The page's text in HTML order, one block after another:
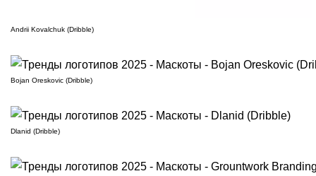
Andrii Kovalchuk (Dribble)
Bojan Oreskovic (Dribble)
Dlanid (Dribble)